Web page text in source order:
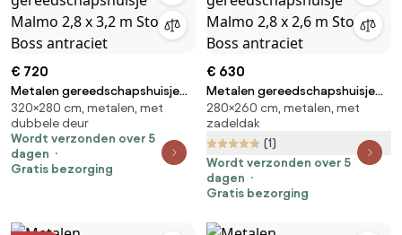
€ 720
Metalen gereedschapshuisje
Malmo 2,8 x 3,2 m Store Boss
antraciet
320×280 cm, metalen, met
dubbele deur
Wordt verzonden over 5
dagen
Gratis bezorging
€ 630
Metalen gereedschapshuisje
Malmo 2,8 x 2,6 m Store Boss
antraciet
280×260 cm, metalen, met
zadeldak
(1)
Wordt verzonden over 5
dagen
Gratis bezorging